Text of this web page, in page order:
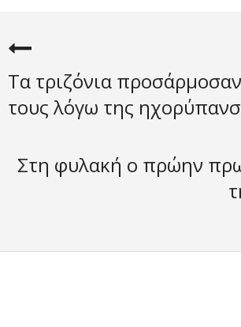
Τα τριζόνια
τους λόγω της
Στη φυλακή ο πρώην